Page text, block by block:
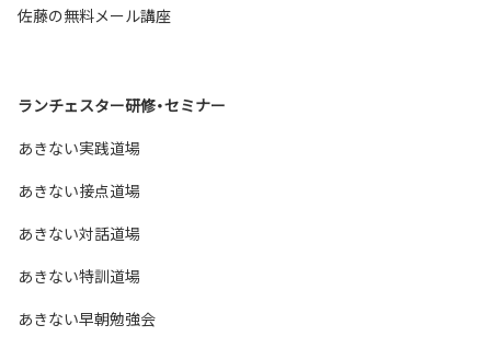
佐藤の無料メール講座
ランチェスター研修・セミナー
あきない実践道場
あきない接点道場
あきない対話道場
あきない特訓道場
あきない早朝勉強会